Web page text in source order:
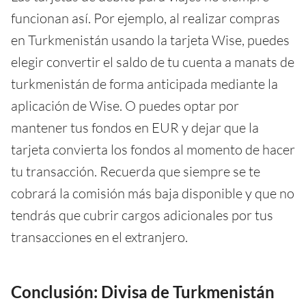
funcionan así. Por ejemplo, al realizar compras
en Turkmenistán usando la tarjeta Wise, puedes
elegir convertir el saldo de tu cuenta a manats de
turkmenistán de forma anticipada mediante la
aplicación de Wise. O puedes optar por
mantener tus fondos en EUR y dejar que la
tarjeta convierta los fondos al momento de hacer
tu transacción. Recuerda que siempre se te
cobrará la comisión más baja disponible y que no
tendrás que cubrir cargos adicionales por tus
transacciones en el extranjero.
Conclusión: Divisa de Turkmenistán